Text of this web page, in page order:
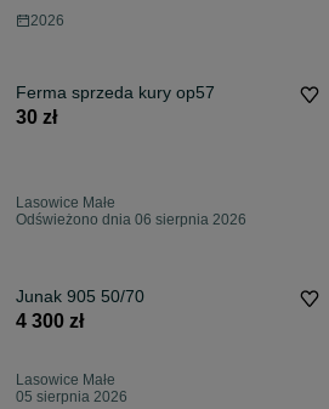
2026
Ferma sprzeda kury op57
30 zł
Lasowice Małe
Odświeżono dnia 06 sierpnia 2026
Junak 905 50/70
4 300 zł
Lasowice Małe
05 sierpnia 2026